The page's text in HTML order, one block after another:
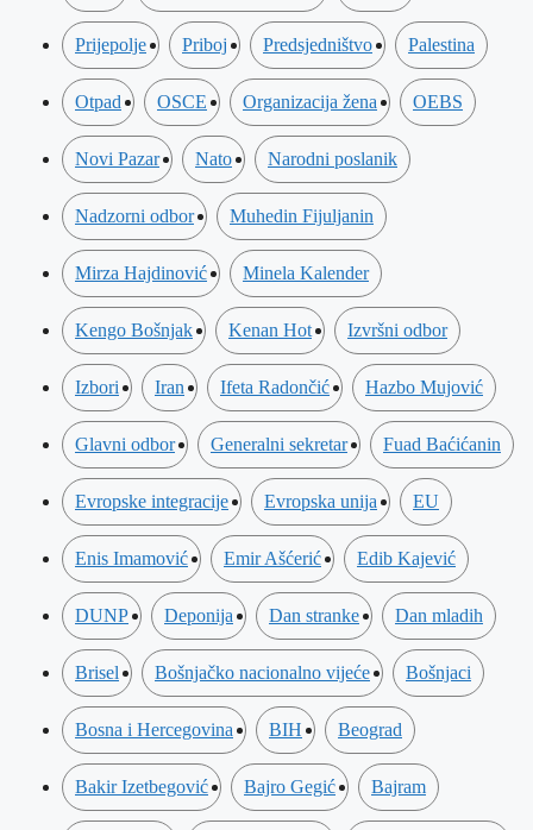
Prijepolje Priboj Predsjedništvo Palestina
Otpad OSCE Organizacija žena OEBS
Novi Pazar Nato Narodni poslanik
Nadzorni odbor Muhedin Fijuljanin
Mirza Hajdinović Minela Kalender
Kengo Bošnjak Kenan Hot Izvršni odbor
Izbori Iran Ifeta Radončić Hazbo Mujović
Glavni odbor Generalni sekretar Fuad Baćićanin
Evropske integracije Evropska unija EU
Enis Imamović Emir Ašćerić Edib Kajević
DUNP Deponija Dan stranke Dan mladih
Brisel Bošnjačko nacionalno vijeće Bošnjaci
Bosna i Hercegovina BIH Beograd
Bakir Izetbegović Bajro Gegić Bajram